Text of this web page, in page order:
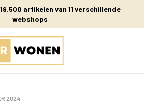
artikelen van 11 verschillende
webshops
2024